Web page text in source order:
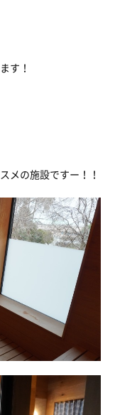
す！
メの施設ですー！！